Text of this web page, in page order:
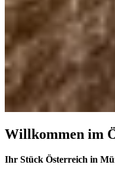
Willkommen im
Ihr Stück Österreich in